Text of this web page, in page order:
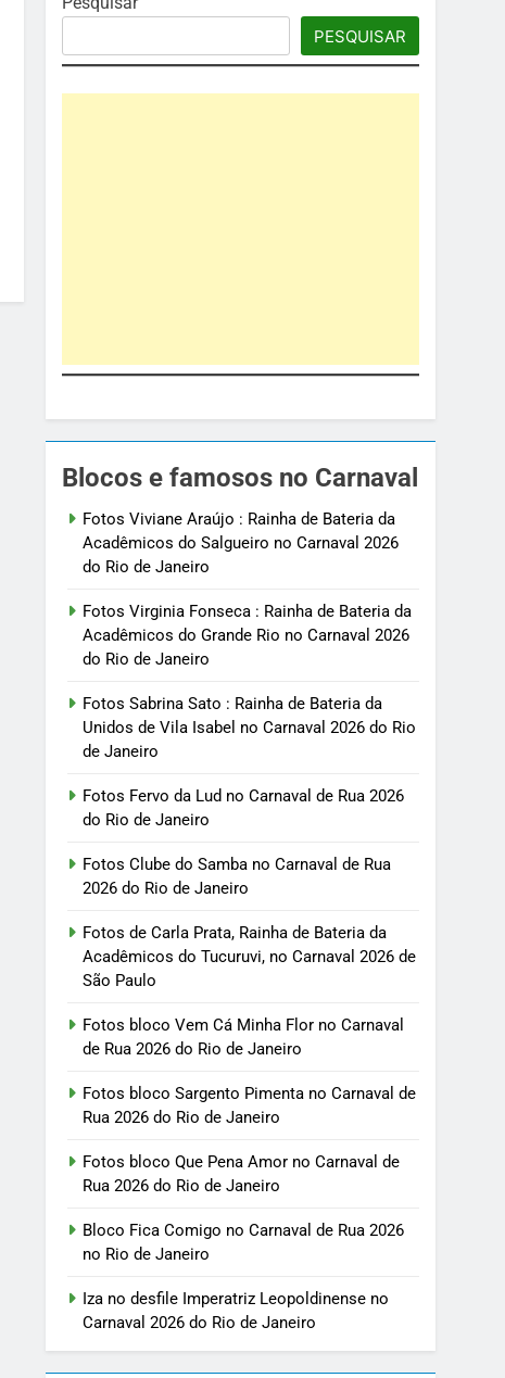
PESQUISAR
Blocos e famosos no Carnaval
Fotos Viviane Araújo : Rainha de Bateria da
Acadêmicos do Salgueiro no Carnaval 2026
do Rio de Janeiro
Fotos Virginia Fonseca : Rainha de Bateria da
Acadêmicos do Grande Rio no Carnaval 2026
do Rio de Janeiro
Fotos Sabrina Sato : Rainha de Bateria da
Unidos de Vila Isabel no Carnaval 2026 do Rio
de Janeiro
Fotos Fervo da Lud no Carnaval de Rua 2026
do Rio de Janeiro
Fotos Clube do Samba no Carnaval de Rua
2026 do Rio de Janeiro
Fotos de Carla Prata, Rainha de Bateria da
Acadêmicos do Tucuruvi, no Carnaval 2026 de
São Paulo
Fotos bloco Vem Cá Minha Flor no Carnaval
de Rua 2026 do Rio de Janeiro
Fotos bloco Sargento Pimenta no Carnaval de
Rua 2026 do Rio de Janeiro
Fotos bloco Que Pena Amor no Carnaval de
Rua 2026 do Rio de Janeiro
Bloco Fica Comigo no Carnaval de Rua 2026
no Rio de Janeiro
Iza no desfile Imperatriz Leopoldinense no
Carnaval 2026 do Rio de Janeiro